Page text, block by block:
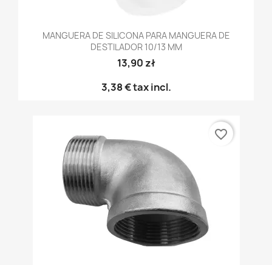
MANGUERA DE SILICONA PARA MANGUERA DE
DESTILADOR 10/13 MM
13,90 zł
3,38 €tax incl.
favorite_border